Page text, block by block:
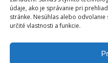
údaje, ako je správanie pri
stránke. Nesúhlas alebo
určité vlastnosti a funkcie.